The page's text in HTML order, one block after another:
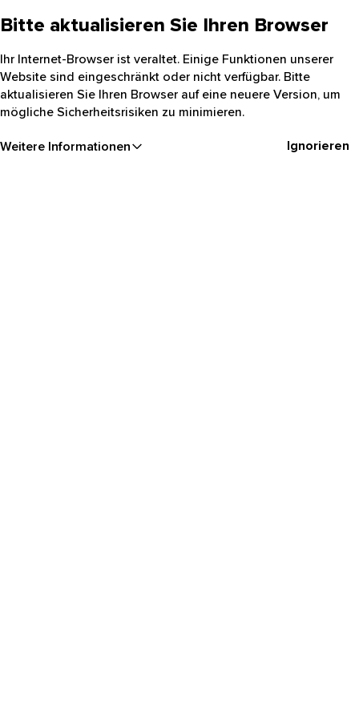
Bitte aktualisieren Sie Ihren Browser
Ihr Internet-Browser ist veraltet. Einige Funktionen unserer
Website sind eingeschränkt oder nicht verfügbar. Bitte
aktualisieren Sie Ihren Browser auf eine neuere Version, um
mögliche Sicherheitsrisiken zu minimieren.
Weitere Informationen Ignorieren